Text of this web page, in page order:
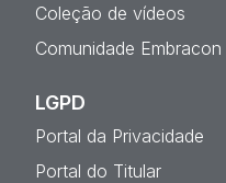
Coleção de vídeos
Comunidade Embracon
LGPD
Portal da Privacidade
Portal do Titular